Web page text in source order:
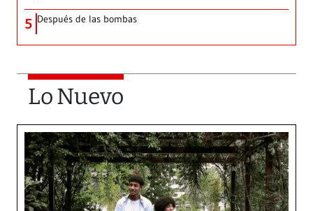
5 Después de las bombas
Lo Nuevo